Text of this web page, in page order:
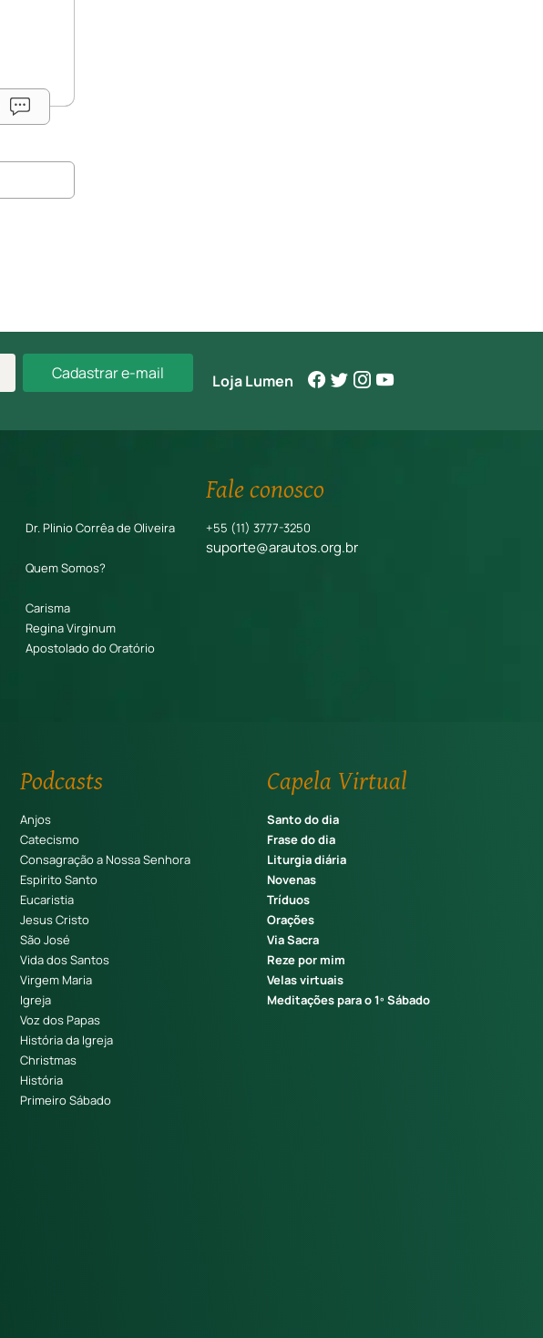
Cadastrar e-mail Loja Lumen
Dr. Plinio Corrêa de Oliveira
Quem Somos?
Carisma
Regina Virginum
Apostolado do Oratório
Fale conosco
+55 (11) 3777-3250
suporte@arautos.org.br
Podcasts
Anjos
Catecismo
Consagração a Nossa Senhora
Espirito Santo
Eucaristia
Jesus Cristo
São José
Vida dos Santos
Virgem Maria
Igreja
Voz dos Papas
História da Igreja
Christmas
História
Primeiro Sábado
Capela Virtual
Santo do dia
Frase do dia
Liturgia diária
Novenas
Tríduos
Orações
Via Sacra
Reze por mim
Velas virtuais
Meditações para o 1º Sábado